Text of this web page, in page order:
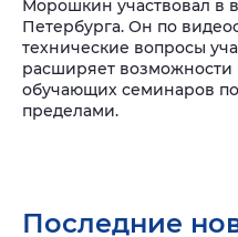
Морошкин участвовал в
Петербурга. Он по
технические вопросы
расширяет
обучающих семинаров
пределами.
Последние